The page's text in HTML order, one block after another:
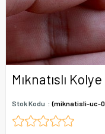
Mıknatıslı
Stok Kodu (miknatisli-uc-